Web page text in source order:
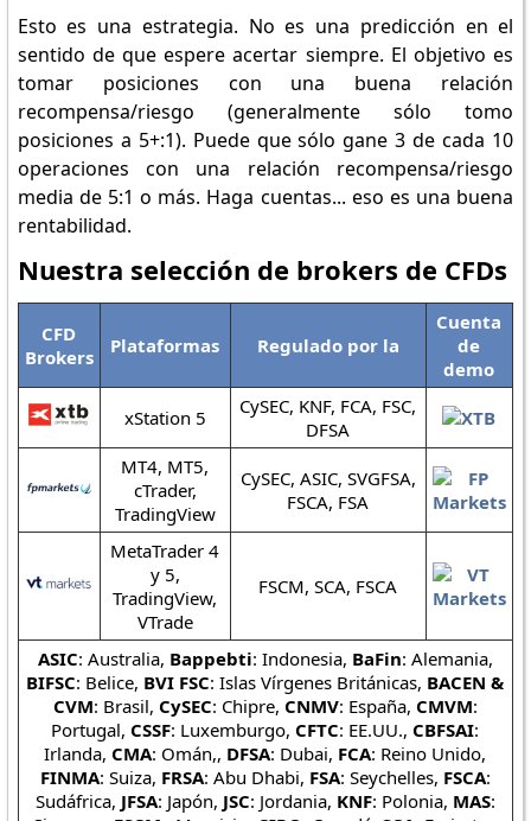
Esto es una estrategia. No es una predicción en el
sentido de que espere acertar siempre. El objetivo es
tomar posiciones con una buena relación
recompensa/riesgo (generalmente sólo tomo
posiciones a 5+:1). Puede que sólo gane 3 de cada 10
operaciones con una relación recompensa/riesgo
media de 5:1 o más. Haga cuentas... eso es una buena
rentabilidad.
Nuestra selección de brokers de CFDs
CFD
Brokers
Plataformas Regulado por la
Cuenta
de
demo
xStation 5
CySEC, KNF, FCA, FSC,
DFSA
MT4, MT5,
cTrader,
TradingView
CySEC, ASIC, SVGFSA,
FSCA, FSA
MetaTrader 4
y 5,
TradingView,
VTrade
FSCM, SCA, FSCA
ASIC: Australia, Bappebti: Indonesia, BaFin: Alemania,
BIFSC: Belice, BVI FSC: Islas Vírgenes Británicas, BACEN &
CVM: Brasil, CySEC: Chipre, CNMV: España, CMVM:
Portugal, CSSF: Luxemburgo, CFTC: EE.UU., CBFSAI:
Irlanda, CMA: Omán,, DFSA: Dubai, FCA: Reino Unido,
FINMA: Suiza, FRSA: Abu Dhabi, FSA: Seychelles, FSCA:
Sudáfrica, JFSA: Japón, JSC: Jordania, KNF: Polonia, MAS: